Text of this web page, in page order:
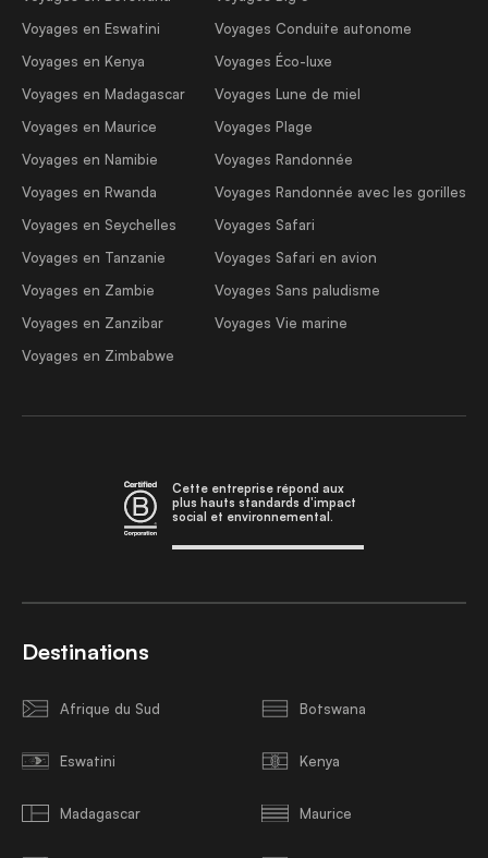
Voyages en Eswatini
Voyages en Kenya
Voyages en Madagascar
Voyages en Maurice
Voyages en Namibie
Voyages en Rwanda
Voyages en Seychelles
Voyages en Tanzanie
Voyages en Zambie
Voyages en Zanzibar
Voyages en Zimbabwe
Voyages Conduite autonome
Voyages Éco-luxe
Voyages Lune de miel
Voyages Plage
Voyages Randonnée
Voyages Randonnée avec les gorilles
Voyages Safari
Voyages Safari en avion
Voyages Sans paludisme
Voyages Vie marine
Cette entreprise répond aux
plus hauts standards d'impact
social et environnemental.
Destinations
Afrique du Sud Botswana
Eswatini Kenya
Madagascar Maurice